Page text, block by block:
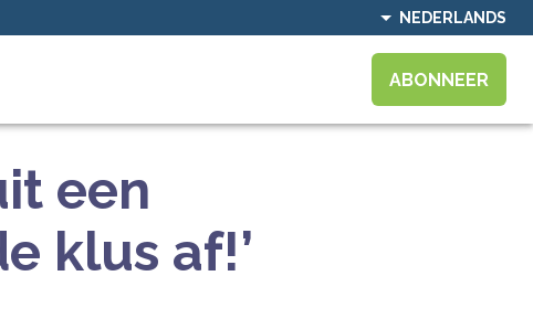
NEDERLANDS
ABONNEER
een
klus af!’